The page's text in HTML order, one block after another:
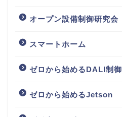
オープン設備制御研究会
スマートホーム
ゼロから始めるDALI制御
ゼロから始めるJetson